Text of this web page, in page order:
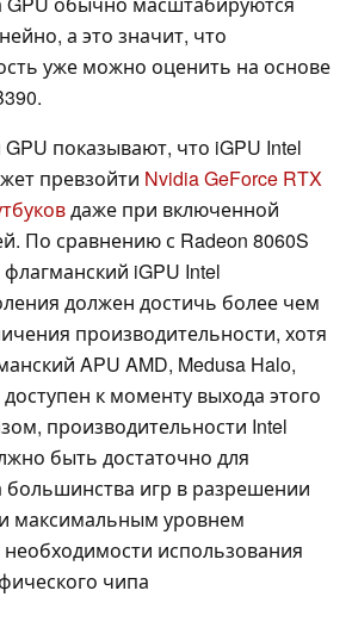
а это значит, что
уже можно оценить на основе
показывают, что iGPU Intel
превзойти Nvidia GeForce RTX
даже при включенной
По сравнению с Radeon 8060S
iGPU Intel
должен достичь более чем
производительности, хотя
APU AMD, Medusa Halo,
к моменту выхода этого
производительности Intel
быть достаточно для
большинства игр в разрешении
максимальным уровнем
необходимости использования
чипа